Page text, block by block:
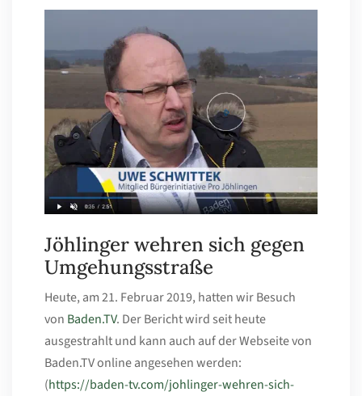
Jöhlinger wehren sich gegen
Umgehungsstraße
Heute, am 21. Februar 2019, hatten wir Besuch
von Baden.TV. Der Bericht wird seit heute
ausgestrahlt und kann auch auf der Webseite von
Baden.TV online angesehen werden:
(https://baden-tv.com/johlinger-wehren-sich-